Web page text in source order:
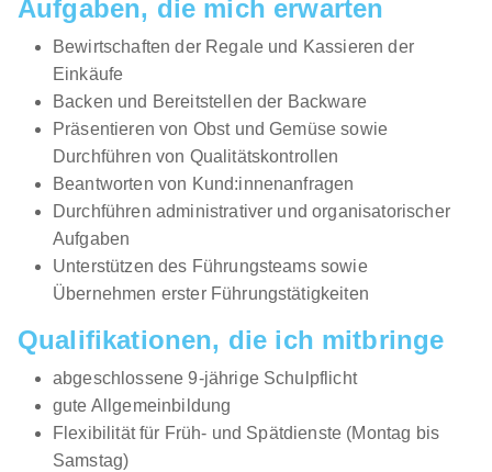
01.08.2026
4840 Vöcklabruck
Neu
Lehrling im Einzelhandel (m/w/d) Eferdinger
HOFER KG
01.09.2026
4702 an der Trattnach
Aufgaben, die mich erwarten
Bewirtschaften der Regale und Kassieren der
Einkäufe
Backen und Bereitstellen der Backware
Präsentieren von Obst und Gemüse sowie
Durchführen von Qualitätskontrollen
Beantworten von Kund:innenanfragen
Durchführen administrativer und organisatorischer
Aufgaben
Unterstützen des Führungsteams sowie
Übernehmen erster Führungstätigkeiten
Qualifikationen, die ich mitbringe
abgeschlossene 9-jährige Schulpflicht
gute Allgemeinbildung
Flexibilität für Früh- und Spätdienste (Montag bis
Samstag)